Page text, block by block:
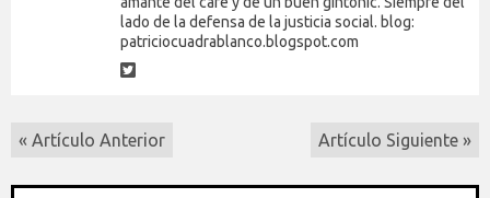
lado de la defensa de la justicia social. blog:
patriciocuadrablanco.blogspot.com
« Artículo Anterior Artículo Siguiente »